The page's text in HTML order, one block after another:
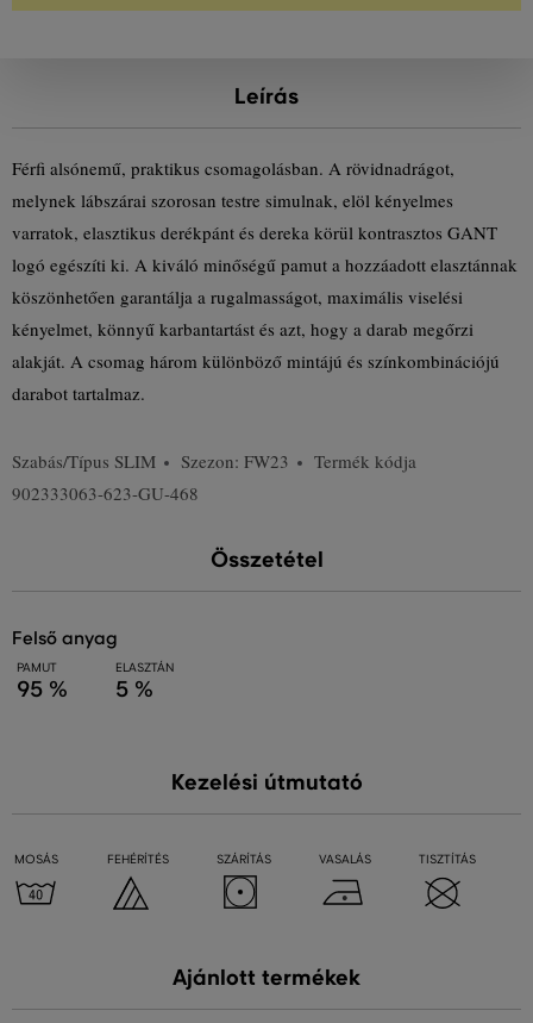
Leírás
Férfi alsónemű, praktikus csomagolásban. A rövidnadrágot,
melynek lábszárai szorosan testre simulnak, elöl kényelmes
varratok, elasztikus derékpánt és dereka körül kontrasztos GANT
logó egészíti ki. A kiváló minőségű pamut a hozzáadott elasztánnak
köszönhetően garantálja a rugalmasságot, maximális viselési
kényelmet, könnyű karbantartást és azt, hogy a darab megőrzi
alakját. A csomag három különböző mintájú és színkombinációjú
darabot tartalmaz.
Szabás/Típus SLIM Szezon: FW23
Termék kódja
902333063-623-GU-468
Összetétel
felső anyag
PAMUT
95 %
ELASZTÁN
5 %
Kezelési útmutató
MOSÁS FEHÉRÍTÉS SZÁRÍTÁS VASALÁS TISZTÍTÁS
Ajánlott termékek